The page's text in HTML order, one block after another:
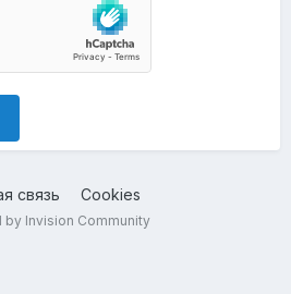
связь Cookies
by Invision Community